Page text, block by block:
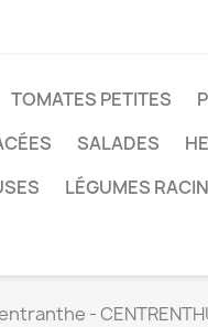
TOMATES PETITES
SALADES
LÉGUMES
-